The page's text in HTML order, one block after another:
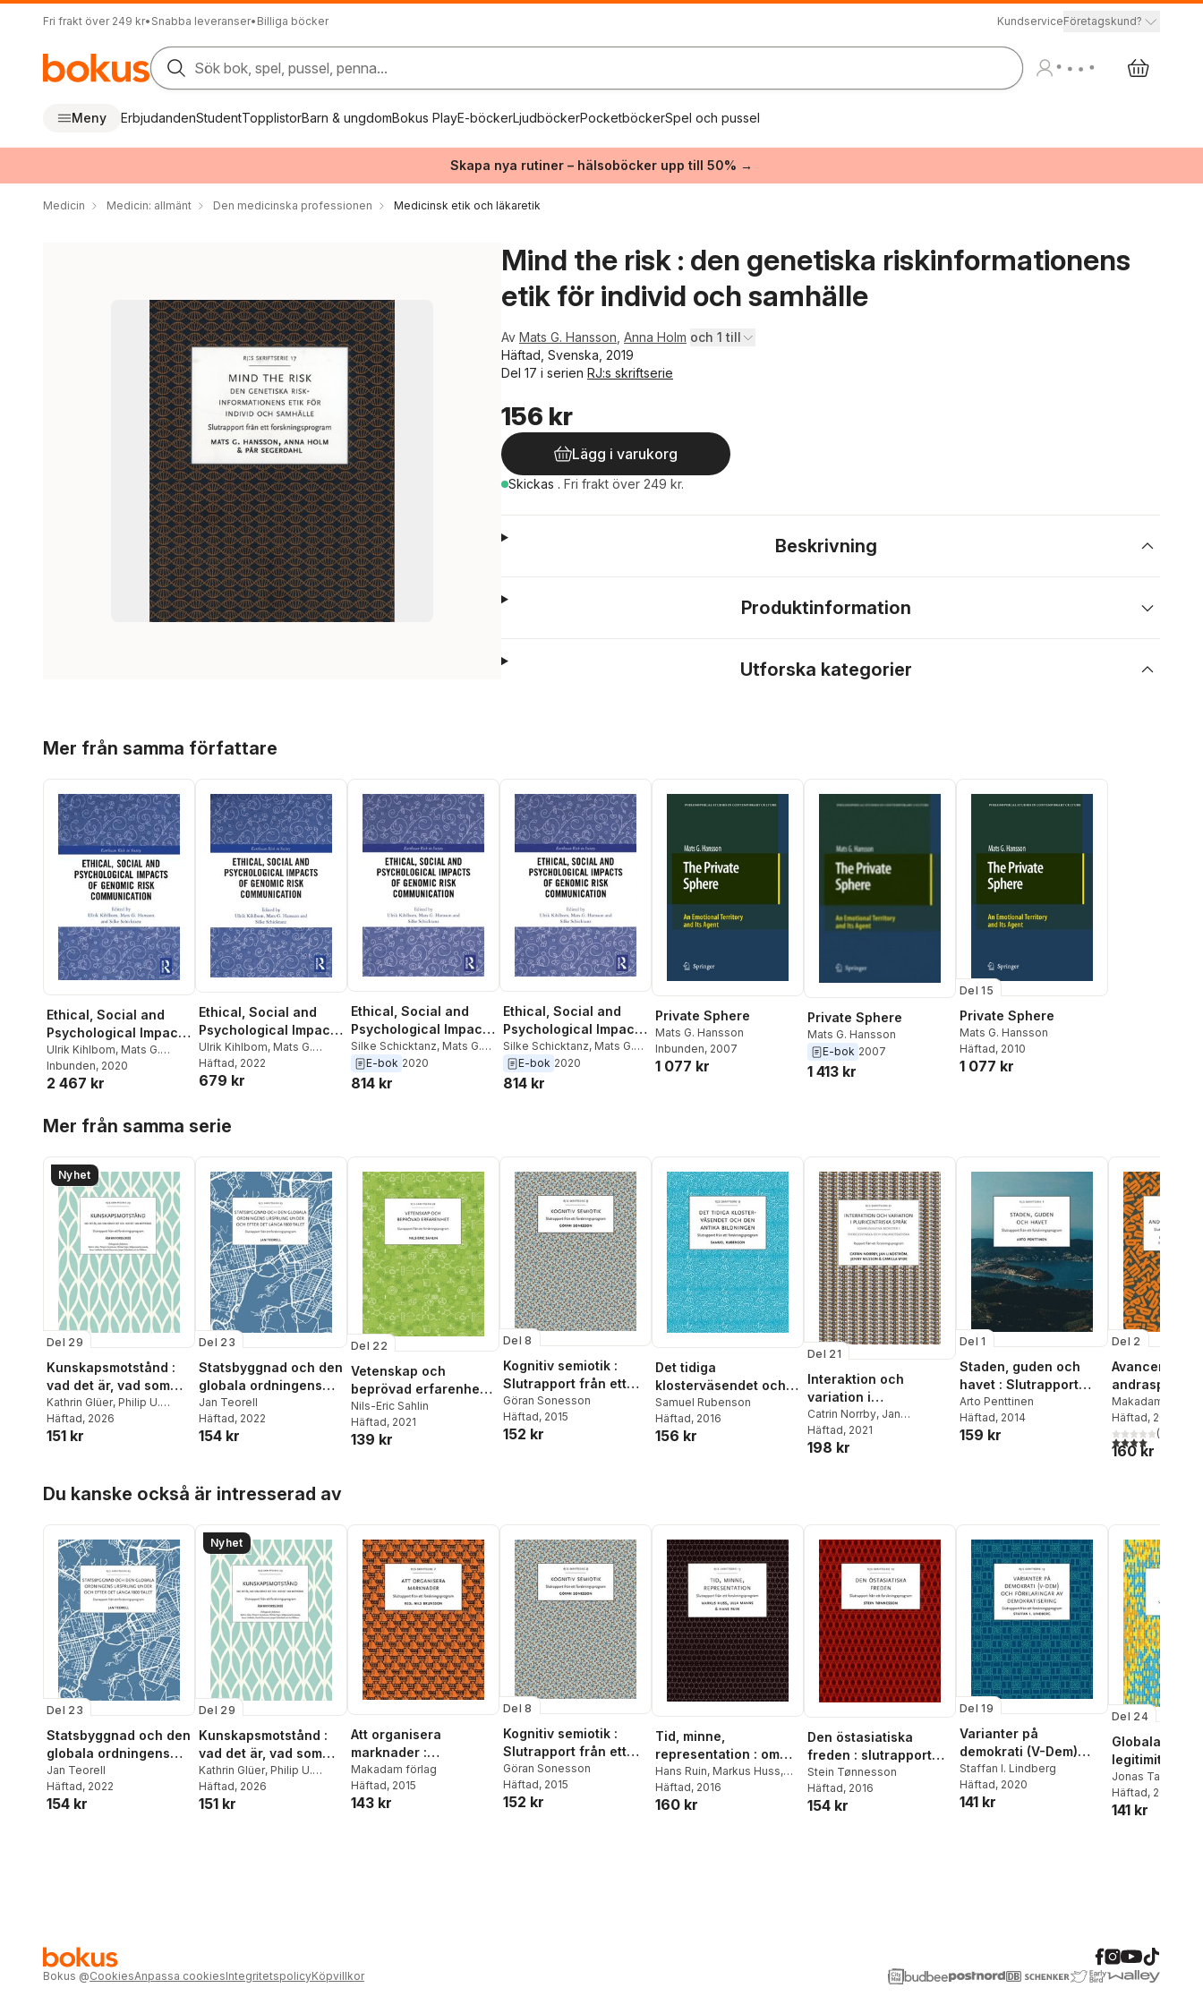
Fri frakt över 249 kr• Snabba leveranser• Billiga böcker KundserviceFöretagskund?
Sök bok, spel, pussel, penna...
Meny ErbjudandenStudentTopplistorBarn & ungdomBokus PlayE-böckerLjudböckerPocketböckerSpel och pussel
Skapa nya rutiner – hälsoböcker upp till 50% →
Medicin Medicin: allmänt Den medicinska professionen Medicinsk etik och läkaretik
Mind the risk : den genetiska riskinformationens
etik för individ och samhälle
Av Mats G. Hansson Anna Holm och 1 till
Häftad, Svenska, 2019
Del 17 i serien RJ:s skriftserie
156 kr
Lägg i varukorg
Skickas . Fri frakt över 249 kr.
Beskrivning
Produktinformation
Utforska kategorier
Mer från samma författare
Ethical, Social and
Psychological Impacts
of Genomic Risk
Communication
Ulrik Kihlbom, Mats G.
Hansson, Silke Schicktanz
Inbunden, 2020
2 467 kr
Ethical, Social and
Psychological Impacts
of Genomic Risk
Communication
Ulrik Kihlbom, Mats G.
Hansson,Silke Schicktanz
Häftad, 2022
679 kr
Ethical, Social and
Psychological Impacts
of Genomic Risk
Communication
Silke Schicktanz, Mats G.
Hansson Ulrik Kihlbom
E-bok 2020
814 kr
Ethical, Social and
Psychological Impacts
of Genomic Risk
Communication
Silke Schicktanz, Mats G.
Hansson Ulrik Kihlbom
E-bok 2020
814 kr
Private Sphere
Mats G. Hansson
Inbunden, 2007
1 077 kr
Private Sphere
Mats G. Hansson
E-bok 2007
1 413 kr
Del 15
Private Sphere
Mats G. Hansson
Häftad, 2010
1 077 kr
Mer från samma serie
Nyhet
Del 29
Kunskapsmotstånd :
vad det är, vad som
driver det och hur det
kan motverkas
Kathrin Glüer, Philip U.
Gustafsson,Michael Ingre
Malgorzata Kossowska
Häftad, 2026
151 kr
Del 23
Statsbyggnad och den
globala ordningens
ursprung
Jan Teorell
Häftad, 2022
154 kr
Del 22
Vetenskap och
beprövad erfarenhet :
slutrapport från ett
forskningsprogram
Nils-Eric Sahlin
Häftad, 2021
139 kr
Del 8
Kognitiv semiotik :
Slutrapport från ett
forskningsprogram
Göran Sonesson
Häftad, 2015
152 kr
Det tidiga
klosterväsendet och
den antika bildningen :
slutrapport från ett
forskningsprogram
Samuel Rubenson
Häftad, 2016
156 kr
Del 21
Interaktion och
variation i
pluricentriska språk
Catrin Norrby, Jan
Lindström,Jenny Nilsson
Camilla Wide
Häftad, 2021
198 kr
Del 1
Staden, guden och
havet : Slutrapport
från ett
forskningsprogram
Arto Penttinen
Häftad, 2014
159 kr
Del 2
Avancerad
ng :
ett
Makadam förlag
Häftad, 2014
4,0utav 5(
160 kr
Du kanske också är intresserad av
Del 23
Statsbyggnad och den
globala ordningens
ursprung
Jan Teorell
Häftad, 2022
154 kr
Nyhet
Del 29
Kunskapsmotstånd :
vad det är, vad som
driver det och hur det
kan motverkas
Kathrin Glüer, Philip U.
Gustafsson,Michael Ingre
Malgorzata Kossowska
Häftad, 2026
151 kr
Att organisera
marknader :
slutrapport från ett
forskningsprogram
Makadam förlag
Häftad, 2015
143 kr
Del 8
Kognitiv semiotik :
Slutrapport från ett
forskningsprogram
Göran Sonesson
Häftad, 2015
152 kr
Tid, minne,
representation : om
historiemedvetandets
förvandlingar -
Slutrapport från ett
Hans Ruin, Markus Huss,
Ulla Manns
Häftad, 2016
160 kr
Den östasiatiska
freden : slutrapport
från ett
forskningsprogram
Stein Tønnesson
Häftad, 2016
154 kr
Del 19
Varianter på
demokrati (V-Dem)
och förklaringar av
demokratisering :
slutrapport från ett
Staffan I. Lindberg
Häftad, 2020
141 kr
Del 24
Globala
legitimitet :
från ett
Jonas Tallberg
Häftad, 2022
141 kr
Bokus @CookiesAnpassa cookiesIntegritetspolicyKöpvillkor